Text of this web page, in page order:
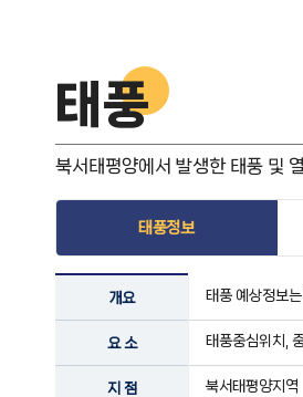
태풍
북서태평양에서 발생한 태풍 및
태풍정보
개요 태풍 예상정보
요 소 태풍중심위치,
지 점 북서태평양지역